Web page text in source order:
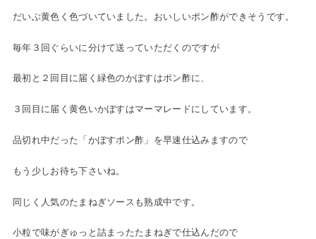
だいぶ黄色く色づいていました。おいしいポン酢ができそうです。
毎年３回ぐらいに分けて送っていただくのですが
最初と２回目に届く緑色のかぼすはポン酢に、
３回目に届く黄色いかぼすはマーマレードにしています。
品切れ中だった「かぼすポン酢」を早速仕込みますので
もう少しお待ち下さいね。
同じく人気のたまねぎソースも熟成中です。
小粒で味がぎゅっと詰まったたまねぎで仕込んだので